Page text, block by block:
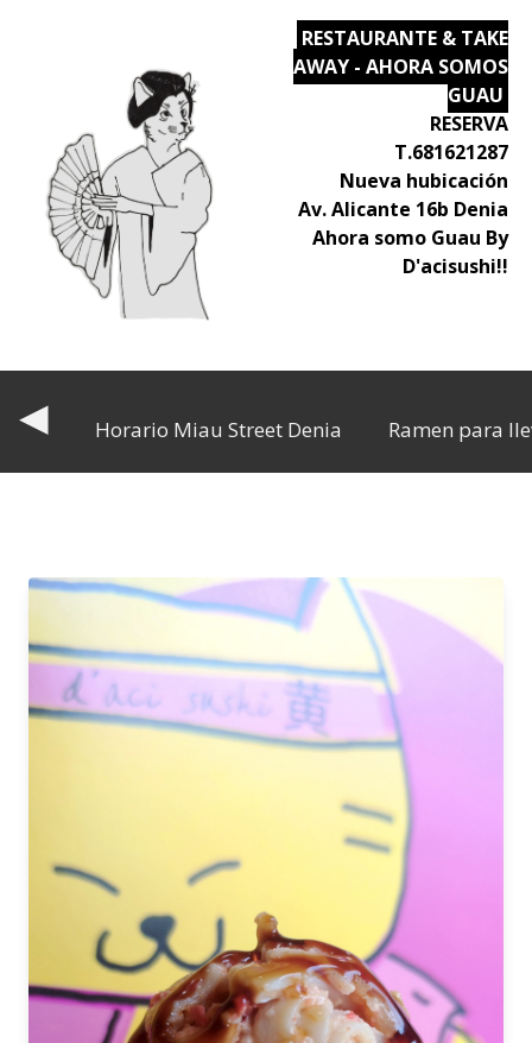
RESTAURANTE & TAKE
AWAY - AHORA SOMOS
GUAU
RESERVA
T.681621287
Nueva hubicación
Av. Alicante 16b Denia
Ahora somo Guau By
D'acisushi!!
◀ Horario Miau Street Denia Ramen para